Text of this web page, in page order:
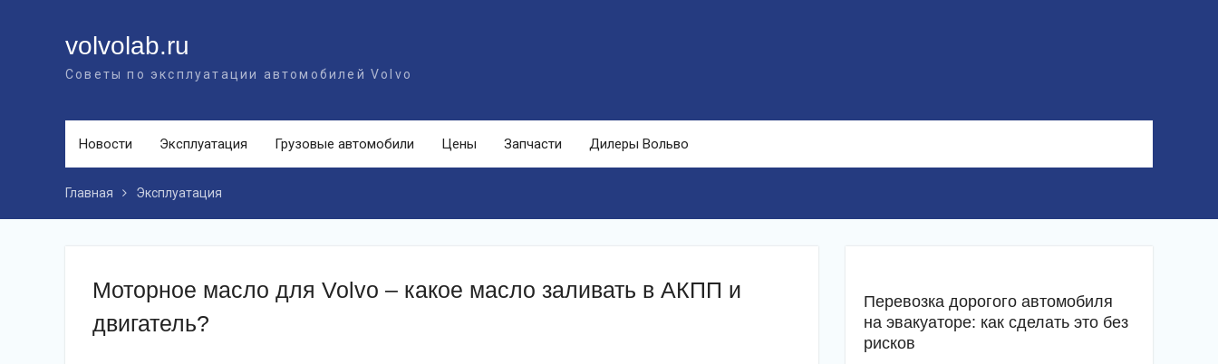
volvolab.ru
Советы по эксплуатации автомобилей Volvo
Новости Эксплуатация Грузовые автомобили Цены Запчасти Дилеры Вольво
Главная Эксплуатация
Моторное масло для Volvo – какое масло заливать в АКПП и
двигатель?
Перевозка дорогого автомобиля
на эвакуаторе: как сделать это без
рисков